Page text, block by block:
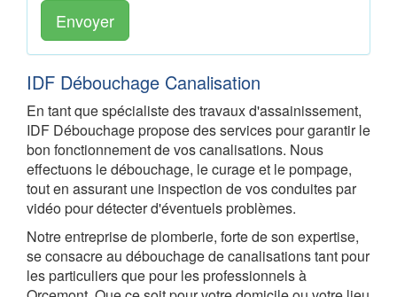
Envoyer
IDF Débouchage Canalisation
En tant que spécialiste des travaux d'assainissement,
IDF Débouchage propose des services pour garantir le
bon fonctionnement de vos canalisations. Nous
effectuons le débouchage, le curage et le pompage,
tout en assurant une inspection de vos conduites par
vidéo pour détecter d'éventuels problèmes.
Notre entreprise de plomberie, forte de son expertise,
se consacre au débouchage de canalisations tant pour
les particuliers que pour les professionnels à